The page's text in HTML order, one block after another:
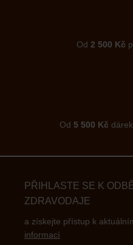
Od 2 500 Kč
Od 5 500 Kč
PŘIHLASTE SE K
ZDRAVODAJE
a získejte přístup k
informací